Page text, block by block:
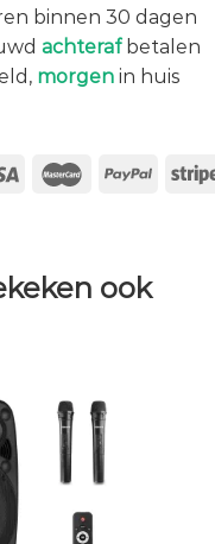
binnen 30 dagen
achterafbetalen
morgenin huis
ook